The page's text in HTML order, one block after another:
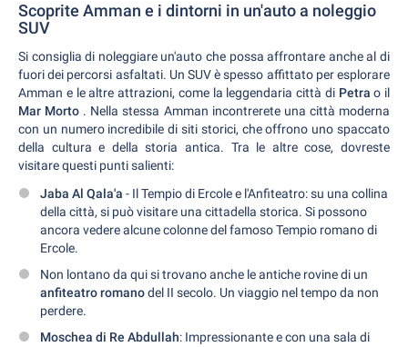
Scoprite Amman e i dintorni in un'auto a noleggio
SUV
Si consiglia di noleggiare un'auto che possa affrontare anche al di
fuori dei percorsi asfaltati. Un SUV è spesso affittato per esplorare
Amman e le altre attrazioni, come la leggendaria città di Petrao il
Mar Morto . Nella stessa Amman incontrerete una città moderna
con un numero incredibile di siti storici, che offrono uno spaccato
della cultura e della storia antica. Tra le altre cose, dovreste
visitare questi punti salienti:
Jaba Al Qala'a - Il Tempio di Ercole e l'Anfiteatro: su una collina
della città, si può visitare una cittadella storica. Si possono
ancora vedere alcune colonne del famoso Tempio romano di
Ercole.
Non lontano da qui si trovano anche le antiche rovine di un
anfiteatro romanodel II secolo. Un viaggio nel tempo da non
perdere.
Moschea di Re Abdullah: Impressionante e con una sala di